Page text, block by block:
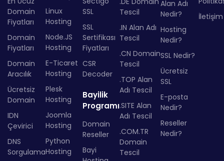
Domain
Fiyatları
Domain
Fiyatları
Domain
Aracılık
Ücretsiz
Domain
IDN
Çevirici
DNS
Sorgulama
Linux
Hosting
Node.JS
Hosting
E-Ticaret
Hosting
Plesk
Hosting
Joomla
Hosting
Python
Hosting
SSL
SSL
Sertifikası
Fiyatları
CSR
Decoder
Bayilik
Programı
Domain
Reseller
Bayi
Tescil
.IN Alan Adı
Tescil
.CN Domain
Tescil
.TOP Alan
Adı Tescil
.SITE Alan
Adı Tescil
.COM.TR
Domain
Tescil
Alan Adı
Nedir?
Hosting
Nedir?
SSL Nedir?
Ücretsiz
SSL
E-posta
Nedir?
Reseller
Nedir?
İletişim